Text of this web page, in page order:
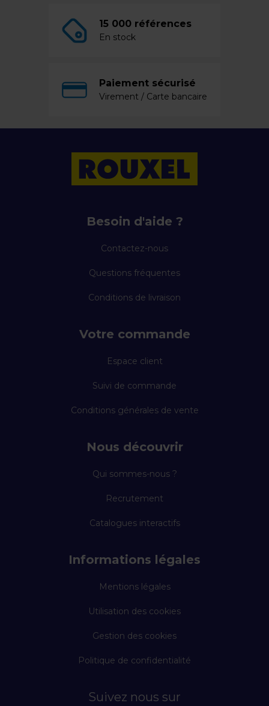
15 000 références
En stock
Paiement sécurisé
Virement / Carte bancaire
Besoin d'aide ?
Contactez-nous
Questions fréquentes
Conditions de livraison
Votre commande
Espace client
Suivi de commande
Conditions générales de vente
Nous découvrir
Qui sommes-nous ?
Recrutement
Catalogues interactifs
Informations légales
Mentions légales
Utilisation des cookies
Gestion des cookies
Politique de confidentialité
Suivez nous sur